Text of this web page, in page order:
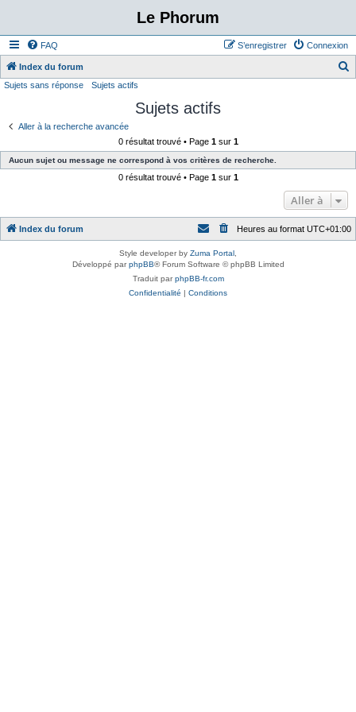
Le Phorum
FAQ Connexion
S’enregistrer
Index du forum
e
Sujets sans réponse Sujets actifs
Sujets actifs
Aller à la recherche avancée
0 résultat trouvé • Page 1sur 1
Aucun sujet ou message ne correspond à vos critères de recherche.
0 résultat trouvé • Page 1sur 1
Aller à
Index du forum Heures au format UTC+01:00
Style developer by Zuma Portal
Développé parphpBB® Forum Software © phpBB Limited
Traduit parphpBB-fr.com
Confidentialité | Conditions